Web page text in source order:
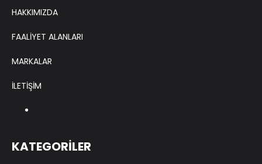
HAKKIMIZDA
FAALİYET ALANLARI
MARKALAR
İLETİŞİM
KATEGORİLER